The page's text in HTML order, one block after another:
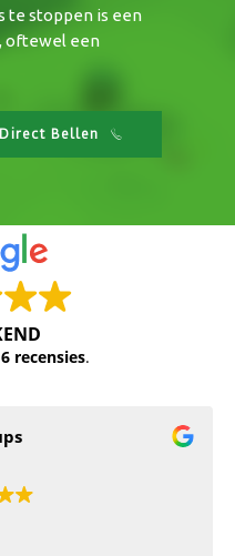
te stoppen is een
oftewel een
Direct Bellen
recensies.